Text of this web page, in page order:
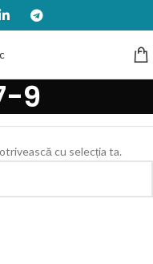
9
cu selecția ta.